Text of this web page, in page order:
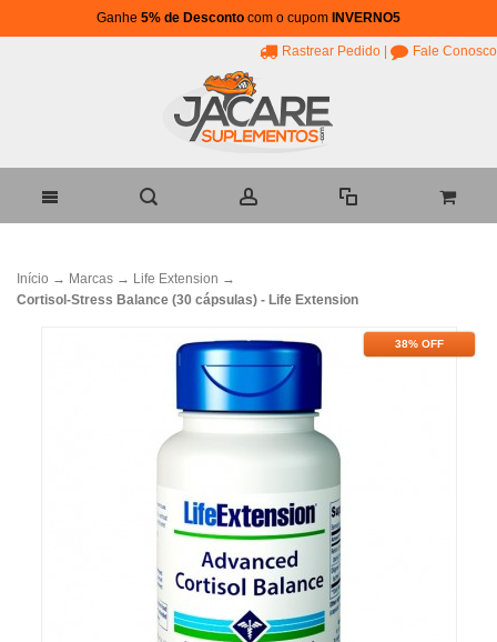
Ganhe 5% de Desconto com o cupom INVERNO5
Rastrear Pedido Fale Conosco
Início → Marcas → Life Extension →
Cortisol-Stress Balance (30 cápsulas) - Life Extension
38% OFF